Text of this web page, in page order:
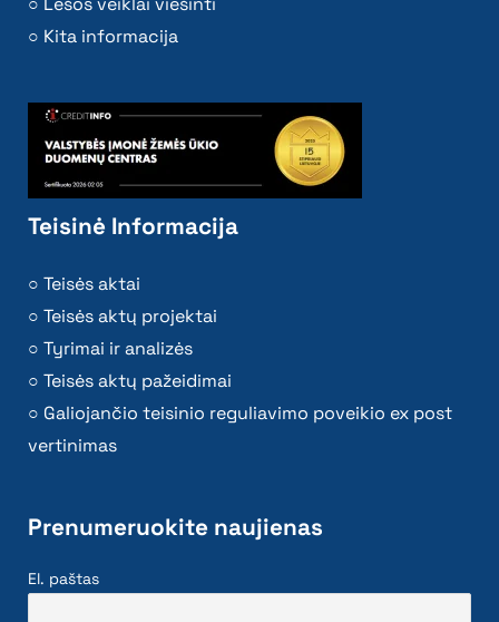
Kita informacija
Teisinė Informacija
Teisės aktai
Teisės aktų projektai
Tyrimai ir analizės
Teisės aktų pažeidimai
Galiojančio teisinio reguliavimo poveikio ex post
vertinimas
Prenumeruokite naujienas
El. paštas